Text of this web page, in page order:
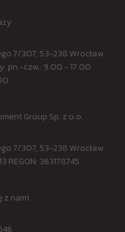
7/307, 53-238 Wrocław
pn.-czw.: 9.00 - 17.00
Group Sp. z o.o.
7/307, 53-238 Wrocław
REGON: 363178745
z nami